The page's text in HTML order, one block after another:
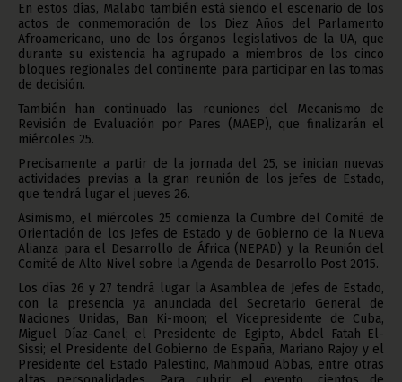
En estos días, Malabo también está siendo el escenario de los
actos de conmemoración de los Diez Años del Parlamento
Afroamericano, uno de los órganos legislativos de la UA, que
durante su existencia ha agrupado a miembros de los cinco
bloques regionales del continente para participar en las tomas
de decisión.
También han continuado las reuniones del Mecanismo de
Revisión de Evaluación por Pares (MAEP), que finalizarán el
miércoles 25.
Precisamente a partir de la jornada del 25, se inician nuevas
actividades previas a la gran reunión de los jefes de Estado,
que tendrá lugar el jueves 26.
Asimismo, el miércoles 25 comienza la Cumbre del Comité de
Orientación de los Jefes de Estado y de Gobierno de la Nueva
Alianza para el Desarrollo de África (NEPAD) y la Reunión del
Comité de Alto Nivel sobre la Agenda de Desarrollo Post 2015.
Los días 26 y 27 tendrá lugar la Asamblea de Jefes de Estado,
con la presencia ya anunciada del Secretario General de
Naciones Unidas, Ban Ki-moon; el Vicepresidente de Cuba,
Miguel Díaz-Canel; el Presidente de Egipto, Abdel Fatah El-
Sissi; el Presidente del Gobierno de España, Mariano Rajoy y el
Presidente del Estado Palestino, Mahmoud Abbas, entre otras